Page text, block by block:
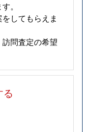
。
してもらえま
問査定の希望
る